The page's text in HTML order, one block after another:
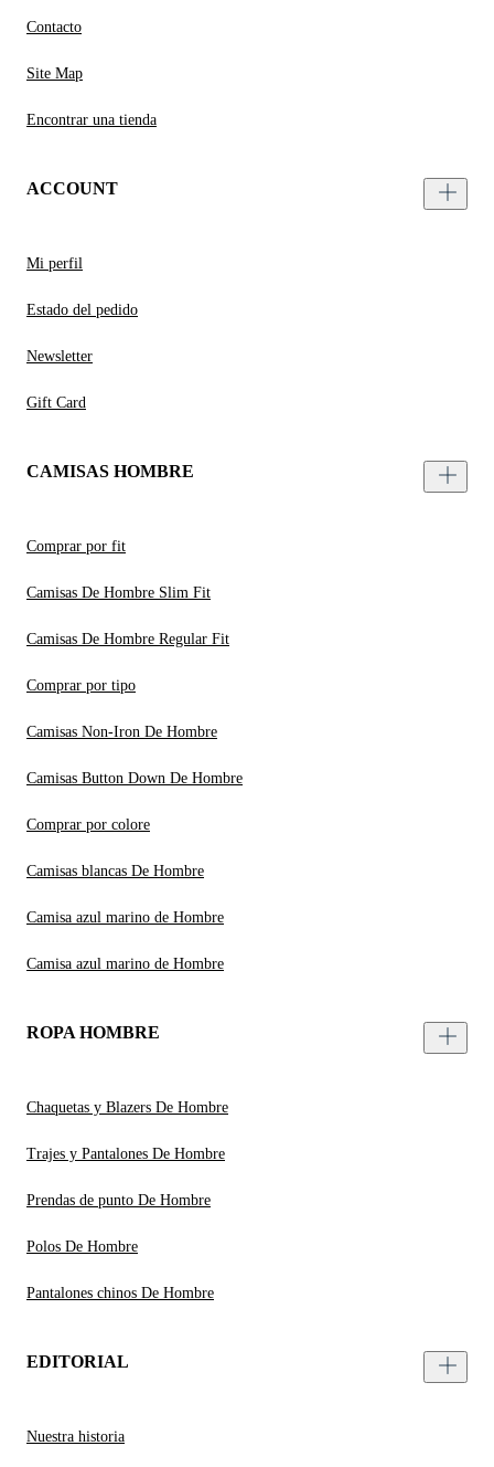
Contacto
Site Map
Encontrar una tienda
ACCOUNT
Mi perfil
Estado del pedido
Newsletter
Gift Card
CAMISAS HOMBRE
Comprar por fit
Camisas De Hombre Slim Fit
Camisas De Hombre Regular Fit
Comprar por tipo
Camisas Non-Iron De Hombre
Camisas Button Down De Hombre
Comprar por colore
Camisas blancas De Hombre
Camisa azul marino de Hombre
Camisa azul marino de Hombre
ROPA HOMBRE
Chaquetas y Blazers De Hombre
Trajes y Pantalones De Hombre
Prendas de punto De Hombre
Polos De Hombre
Pantalones chinos De Hombre
EDITORIAL
Nuestra historia